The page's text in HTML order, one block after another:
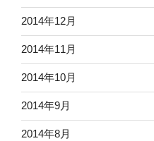
2014年12月
2014年11月
2014年10月
2014年9月
2014年8月